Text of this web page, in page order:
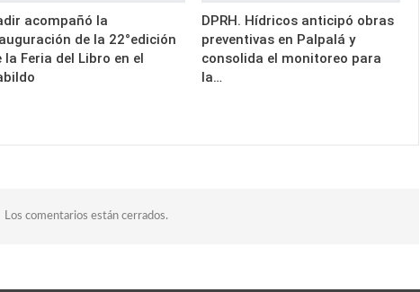
acompañó la
de la 22°edición
la Feria del Libro en el
DPRH. Hídricos anticipó obras
preventivas en Palpalá y
consolida el monitoreo para
la…
Los comentarios están cerrados.